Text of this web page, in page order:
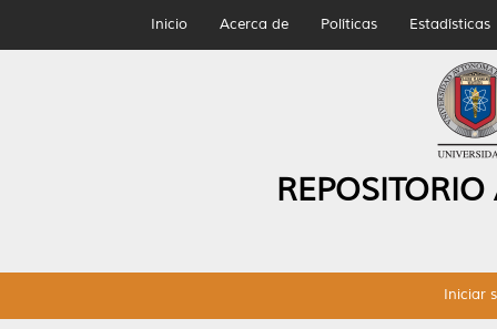
Inicio Acerca de Políticas Estadísticas
Iniciar